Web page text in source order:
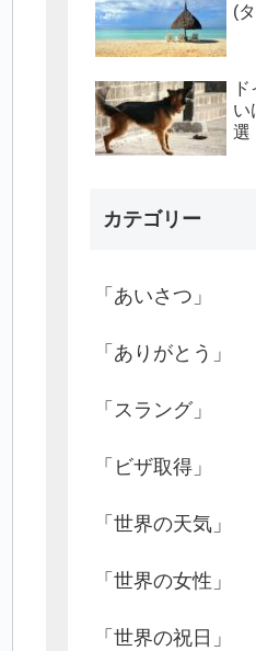
(
い
選
カテゴリー
「あいさつ」
「ありがとう」
「スラング」
「ビザ取得」
「世界の天気」
「世界の女性」
「世界の祝日」